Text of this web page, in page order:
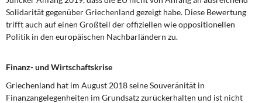
Solidarität gegenüber Griechenland gezeigt habe. Diese Bewertung
trifft auch auf einen Großteil der offiziellen wie oppositionellen
Politik in den europäischen Nachbarländern zu.
Finanz- und Wirtschaftskrise
Griechenland hat im August 2018 seine Souveränität in
Finanzangelegenheiten im Grundsatz zurückerhalten und ist nicht